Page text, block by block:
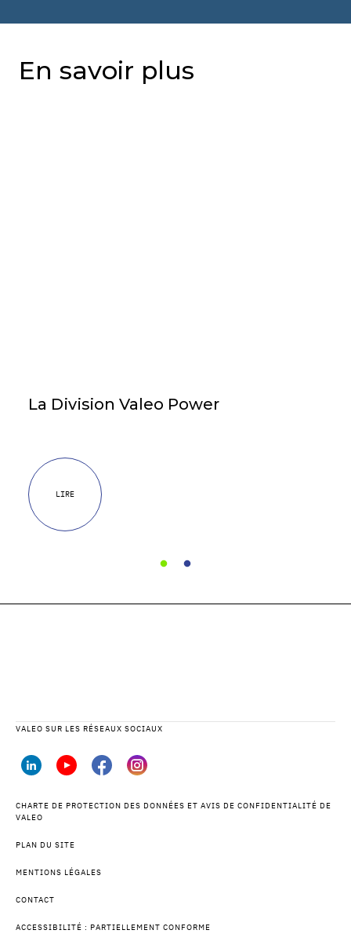
En savoir plus
La Division Valeo Power
LIRE
VALEO SUR LES RÉSEAUX SOCIAUX
CHARTE DE PROTECTION DES DONNÉES ET AVIS DE CONFIDENTIALITÉ DE
VALEO
PLAN DU SITE
MENTIONS LÉGALES
CONTACT
ACCESSIBILITÉ : PARTIELLEMENT CONFORME